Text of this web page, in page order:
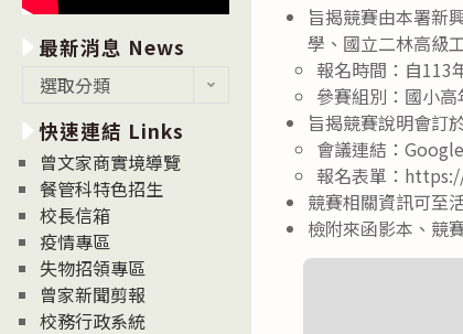
旨揭競賽由本署新
學、國立二林高級
報名時間：自113
參賽組別：國小
旨揭競賽說明會訂
會議連結：
報名表單：
競賽相關資訊可至
檢附來函影本、競
最新消息 News
消
息
News
選取分類
快速連結 Links
曾文家商實境導覽
餐管科特色招生
校長信箱
疫情專區
失物招領專區
曾家新聞剪報
校務行政系統